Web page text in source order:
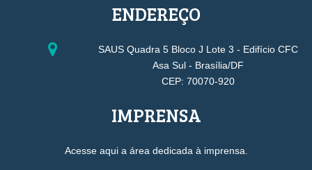
ENDEREÇO
SAUS Quadra 5 Bloco J Lote 3 - Edifício CFC
Asa Sul - Brasília/DF
CEP: 70070-920
IMPRENSA
Acesse aqui a área dedicada à imprensa.